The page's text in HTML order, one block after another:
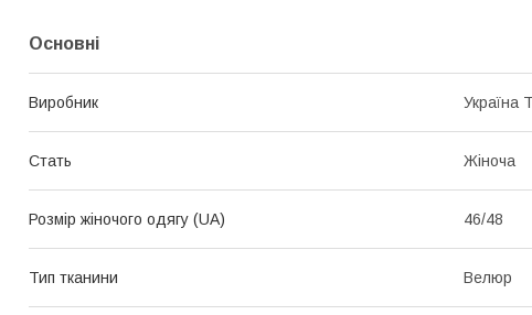
Основні
Виробник Україна
Стать Жіноча
Розмір жіночого одягу (UA) 46/48
Тип тканини Велюр